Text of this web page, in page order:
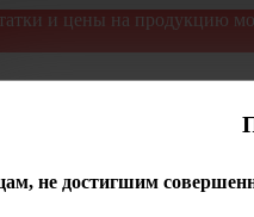
и цены на продукцию
не достигшим